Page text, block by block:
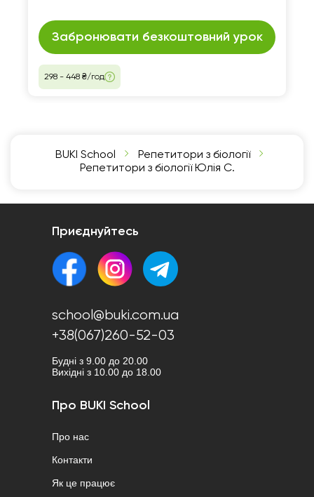
Забронювати безкоштовний урок
298 - 448 ₴/год
BUKI School
Репетитори з біології
Репетитори з біології Юлія С.
Приєднуйтесь
school@buki.com.ua
+38(067)260-52-03
Будні з 9.00 до 20.00
Вихідні з 10.00 до 18.00
Про BUKI School
Про нас
Контакти
Як це працює